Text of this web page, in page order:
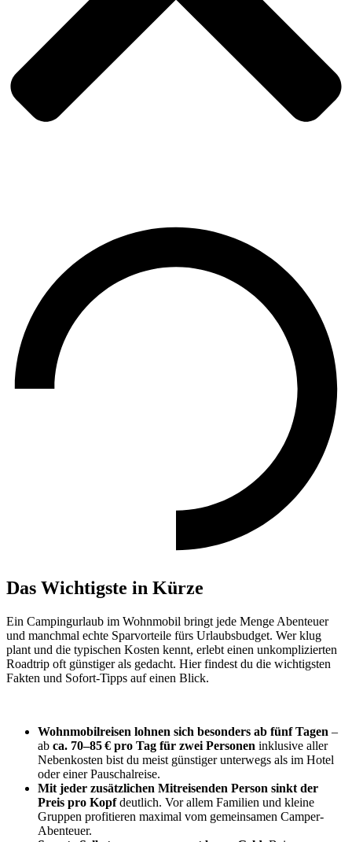
Das Wichtigste in Kürze
Ein Campingurlaub im Wohnmobil bringt jede Menge Abenteuer
und manchmal echte Sparvorteile fürs Urlaubsbudget. Wer klug
plant und die typischen Kosten kennt, erlebt einen unkomplizierten
Roadtrip oft günstiger als gedacht. Hier findest du die wichtigsten
Fakten und Sofort-Tipps auf einen Blick.
Wohnmobilreisen lohnen sich besonders ab fünf Tagen –
ab ca. 70–85 € pro Tag für zwei Personen inklusive aller
Nebenkosten bist du meist günstiger unterwegs als im Hotel
oder einer Pauschalreise.
Mit jeder zusätzlichen Mitreisenden Person sinkt der
Preis pro Kopfdeutlich. Vor allem Familien und kleine
Gruppen profitieren maximal vom gemeinsamen Camper-
Abenteuer.